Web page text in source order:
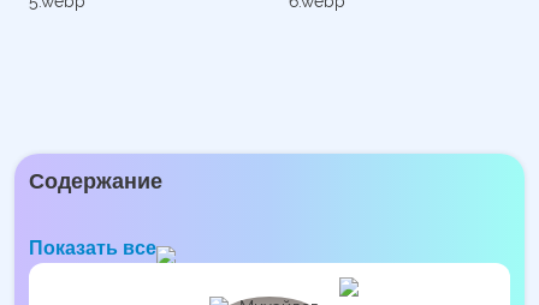
Содержание
Показать все